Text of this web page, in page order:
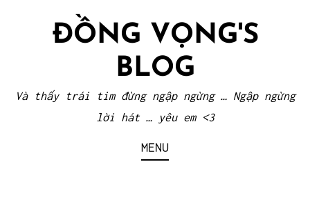
ĐỒNG VỌNG'S
BLOG
Và thấy trái tim đừng ngập ngừng … Ngập ngừng
lời hát … yêu em <3
MENU